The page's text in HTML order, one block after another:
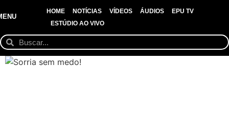
HOME NOTÍCIAS VÍDEOS ÁUDIOS
EPU TV
ESTÚDIO AO VIVO